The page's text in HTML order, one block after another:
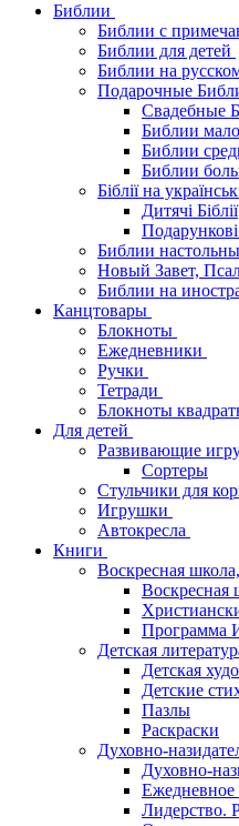
Библии
Библии с
Библии для детей
Библии на
Подарочные
Свадебные
Библии
Библии
Библии
Біблії на
Дитячі Біблії
Подарункові
Библии
Новый Завет,
Библии на
Канцтовары
Блокноты
Ежедневники
Ручки
Тетради
Блокноты
Для детей
Развивающие
Сортеры
Стульчики для
Игрушки
Автокресла
Книги
Воскресная
Воскресная
Программа
Детская
Детская
Детские
Пазлы
Раскраски
Духовно-
Духовно-
Ежедневное
Лидерство.